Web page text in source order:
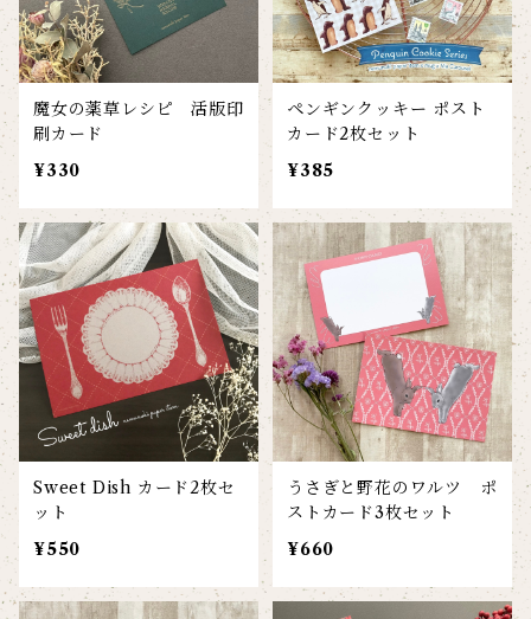
魔女の薬草レシピ 活版印
刷カード
¥330
ペンギンクッキー ポスト
カード2枚セット
¥385
Sweet Dish カード2枚セ
ット
¥550
うさぎと野花のワルツ ポ
ストカード3枚セット
¥660